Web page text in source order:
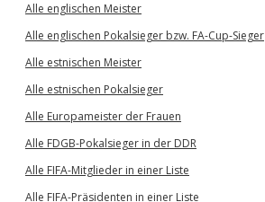
Alle englischen Meister
Alle englischen Pokalsieger bzw. FA-Cup-Sieger
Alle estnischen Meister
Alle estnischen Pokalsieger
Alle Europameister der Frauen
Alle FDGB-Pokalsieger in der DDR
Alle FIFA-Mitglieder in einer Liste
Alle FIFA-Präsidenten in einer Liste